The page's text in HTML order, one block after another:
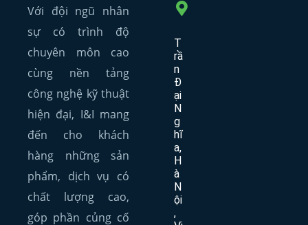
Với đội ngũ nhân
sự có trình độ
chuyên môn cao
cùng nền tảng
công nghệ kỹ thuật
hiện đại, I&I mang
đến cho khách
hàng những sản
phẩm, dịch vụ có
chất lượng cao,
góp phần củng cố
T
rầ
n
Đ
ại
N
g
hĩ
a,
H
à
N
ội
,